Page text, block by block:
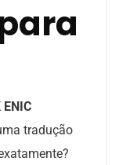
tradução